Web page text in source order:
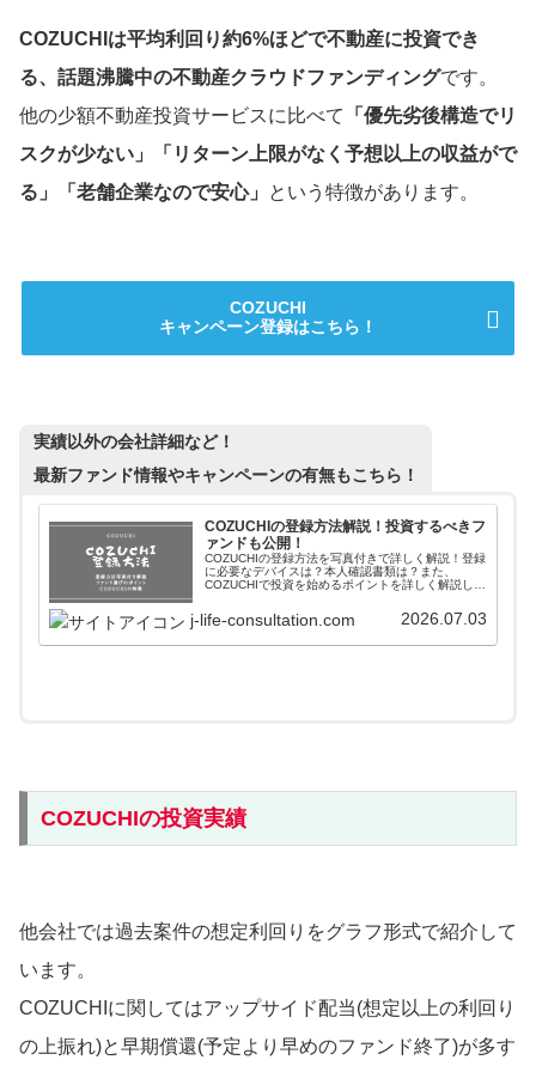
COZUCHIは平均利回り約6%ほどで不動産に投資でき
る、話題沸騰中の不動産クラウドファンディングです。
他の少額不動産投資サービスに比べて
「優先劣後構造でリ
スクが少ない」「リターン上限がなく予想以上の収益がで
る」「老舗企業なので安心」
という特徴があります。
COZUCHI
キャンペーン登録はこちら！
実績以外の会社詳細など！
最新ファンド情報やキャンペーンの有無もこちら！
COZUCHIの登録方法解説！投資するべきフ
ァンドも公開！
COZUCHIの登録方法を写真付きで詳しく解説！登録
に必要なデバイスは？本人確認書類は？また、
COZUCHIで投資を始めるポイントを詳しく解説して
にはないメリットも徹底解析しています。
j-life-consultation.com 2026.07.03
COZUCHIの投資実績
他会社では過去案件の想定利回りをグラフ形式で紹介して
います。
COZUCHIに関してはアップサイド配当(想定以上の利回り
の上振れ)と早期償還(予定より早めのファンド終了)が多す